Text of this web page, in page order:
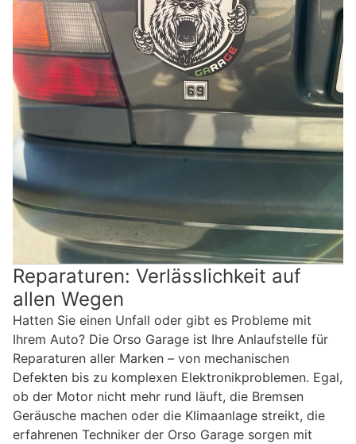
Reparaturen: Verlässlichkeit auf
allen Wegen
Hatten Sie einen Unfall oder gibt es Probleme mit
Ihrem Auto? Die Orso Garage ist Ihre Anlaufstelle für
Reparaturen aller Marken – von mechanischen
Defekten bis zu komplexen Elektronikproblemen. Egal,
ob der Motor nicht mehr rund läuft, die Bremsen
Geräusche machen oder die Klimaanlage streikt, die
erfahrenen Techniker der Orso Garage sorgen mit